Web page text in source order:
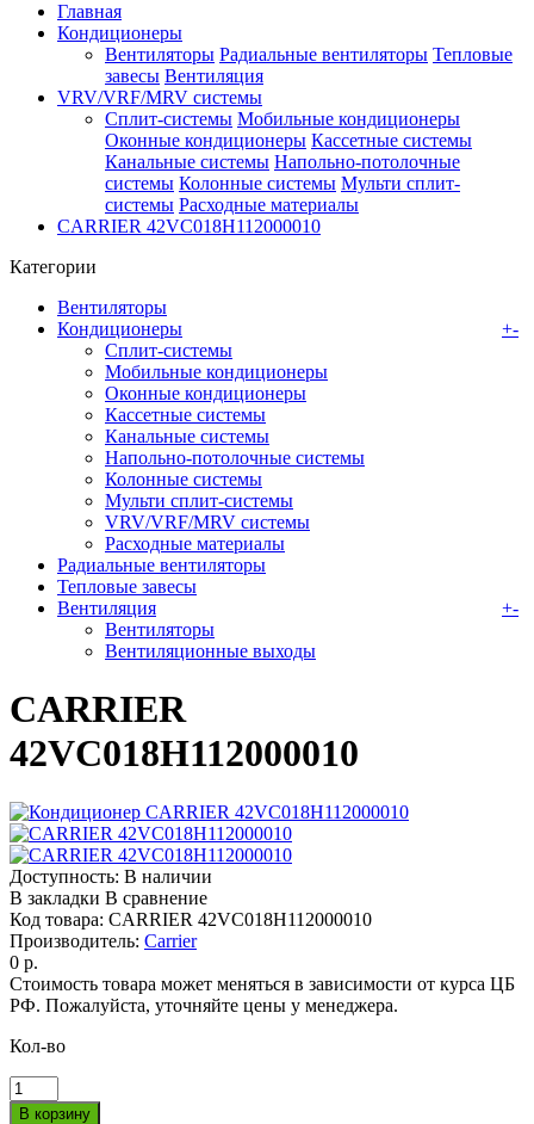
Главная
Кондиционеры
Вентиляторы Радиальные вентиляторы Тепловые
завесы Вентиляция
VRV/VRF/MRV системы
Сплит-системы Мобильные кондиционеры
Оконные кондиционеры Кассетные системы
Канальные системы Напольно-потолочные
системы Колонные системы Мульти сплит-
системы Расходные материалы
CARRIER 42VC018H112000010
Категории
Вентиляторы
Кондиционеры
+-
Сплит-системы
Мобильные кондиционеры
Оконные кондиционеры
Кассетные системы
Канальные системы
Напольно-потолочные системы
Колонные системы
Мульти сплит-системы
VRV/VRF/MRV системы
Расходные материалы
Радиальные вентиляторы
Тепловые завесы
Вентиляция
+-
Вентиляторы
Вентиляционные выходы
CARRIER
42VC018H112000010
Доступность: В наличии
В закладки В сравнение
Код товара: CARRIER 42VC018H112000010
Производитель: Carrier
0 р.
Стоимость товара может меняться в зависимости от курса ЦБ
РФ. Пожалуйста, уточняйте цены у менеджера.
Кол-во